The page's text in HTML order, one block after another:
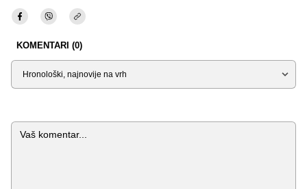
KOMENTARI (0)
Sortiraj
Komentar